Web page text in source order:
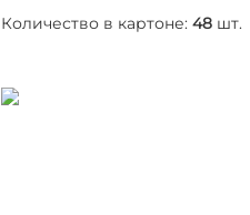
Количество в картоне: 48 шт.